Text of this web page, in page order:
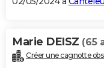
S'inscrire
Se connecter
Lycées
Collèges
Primaires
Universités
Entreprises
Service militaire
Avis de recherche
AVIS DE DÉCÈS
Bricolage
Lifestyle
Culture
Sport
Auto
Television
Voyage
Cinema
Marie DEISZ (65
Créer une cagnotte